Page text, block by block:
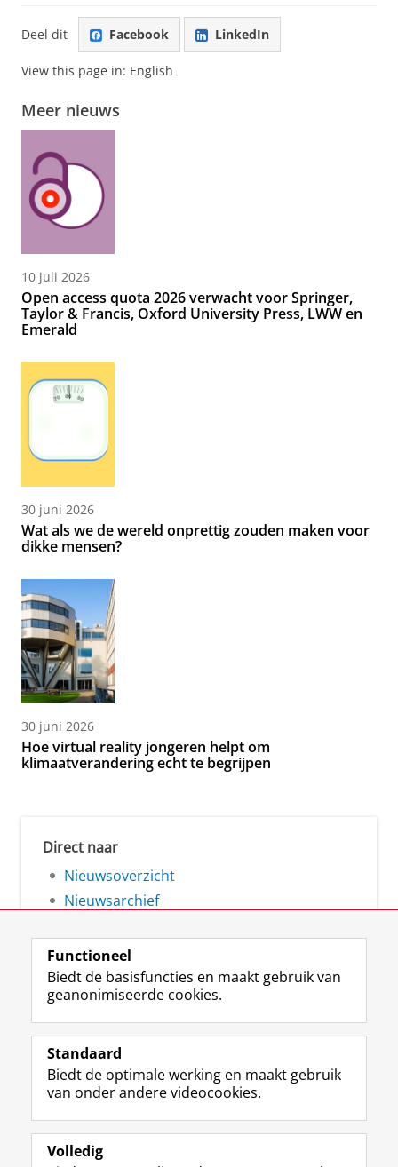
Deel dit Facebook LinkedIn
View this page in: English
Meer nieuws
10 juli 2026
Open access quota 2026 verwacht voor Springer,
Taylor & Francis, Oxford University Press, LWW en
Emerald
30 juni 2026
Wat als we de wereld onprettig zouden maken voor
dikke mensen?
30 juni 2026
Hoe virtual reality jongeren helpt om
klimaatverandering echt te begrijpen
Direct naar
Nieuwsoverzicht
Nieuwsarchief
Volg de RUG
F
a
e
b
o
L
i
k
e
I
R
S
-
f
e
I
n
t
r
Y
o
T
e
Studiekiezers
Alumni
Functioneel
Biedt de basisfuncties en maakt gebruik van
geanonimiseerde cookies.
Standaard
Biedt de optimale werking en maakt gebruik
van onder andere videocookies.
Volledig